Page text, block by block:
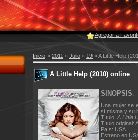
Agregar a
Inicio » 2011 » Julio » 19 » A Little Help
A Little Help (2010) online
SINOPSIS:
Una mujer se
sí misma y su
Título: A Little
Título original:
País: USA
Estreno en